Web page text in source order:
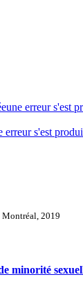
une erreur s'est
erreur s'est
Montréal, 2019
minorité